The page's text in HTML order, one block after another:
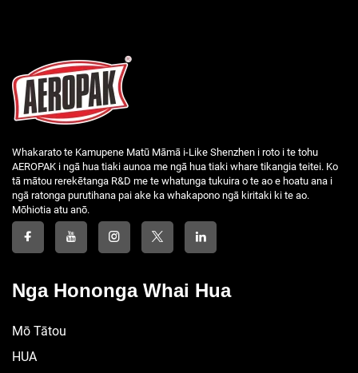
Whakarato te Kamupene Matū Māmā i-Like Shenzhen i roto i te tohu
AEROPAK i ngā hua tiaki aunoa me ngā hua tiaki whare tikangia teitei. Ko
tā mātou rerekētanga R&D me te whatunga tukuira o te ao e hoatu ana i
ngā ratonga purutihana pai ake ka whakapono ngā kiritaki ki te ao.
Mōhiotia atu anō.
Nga Hononga Whai Hua
Mō Tātou
HUA